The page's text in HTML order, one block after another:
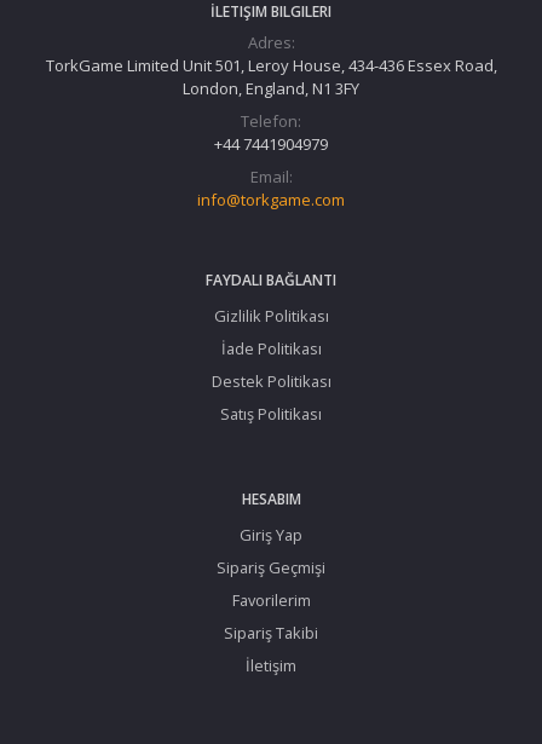
İLETIŞIM BILGILERI
Adres:
TorkGame Limited Unit 501, Leroy House, 434-436 Essex Road,
London, England, N1 3FY
Telefon:
+44 7441904979
Email:
info@torkgame.com
FAYDALI BAĞLANTI
Gizlilik Politikası
İade Politikası
Destek Politikası
Satış Politikası
HESABIM
Giriş Yap
Sipariş Geçmişi
Favorilerim
Sipariş Takibi
İletişim